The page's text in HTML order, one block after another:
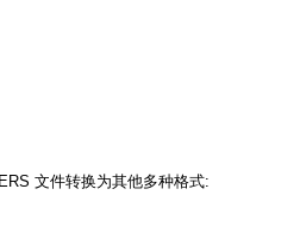
文件转换为其他多种格式: